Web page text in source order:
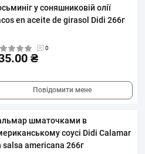
у соняшниковій олії
en aceite de girasol Didi 266г
0
₴
Повідомити мене
шматочками в
соусі Didi Calamar
salsa americana 266г